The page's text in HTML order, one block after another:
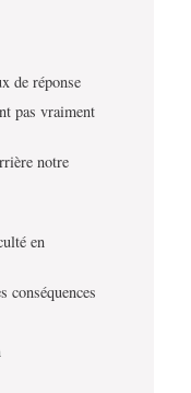
de réponse
pas vraiment
notre
en
conséquences